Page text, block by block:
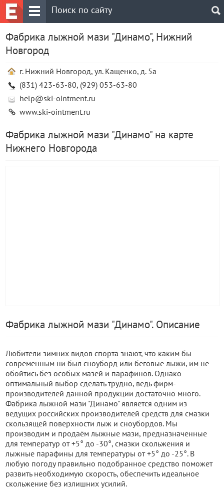
Фабрика лыжной мази "Динамо", Нижний
Новгород
г. Нижний Новгород, ул. Кащенко, д. 5а
(831) 423-63-80, (929) 053-63-80
help@ski-ointment.ru
www.ski-ointment.ru
Фабрика лыжной мази "Динамо" на карте
Нижнего Новгорода
Фабрика лыжной мази "Динамо". Описание
Любители зимних видов спорта знают, что каким бы
современным ни был сноуборд или беговые лыжи, им не
обойтись без особых мазей и парафинов. Однако
оптимальный выбор сделать трудно, ведь фирм-
производителей данной продукции достаточно много.
Фабрика лыжной мази "Динамо" является одним из
ведущих российских производителей средств для смазки
скользящей поверхности лыж и сноубордов. Мы
производим и продаём лыжные мази, предназначенные
для температур от +5° до -30°, смазки скольжения и
лыжные парафины для температуры от +5° до -25°. В
любую погоду правильно подобранное средство поможет
развить необходимую скорость, обеспечить идеальное
скольжение без излишних усилий.